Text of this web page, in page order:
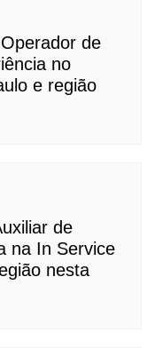
de
no
e região
de
na In Service
nesta